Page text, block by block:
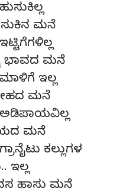
ಮನೆ
ಭಾವದ ಮನೆ
ಇಲ್ಲ
ಮನೆ
ಅಡಿಪಾಯವಿಲ್ಲ
ಮನೆ
ಕಲ್ಲುಗಳ
ಇಲ್ಲ
ಹಾಸು ಮನೆ